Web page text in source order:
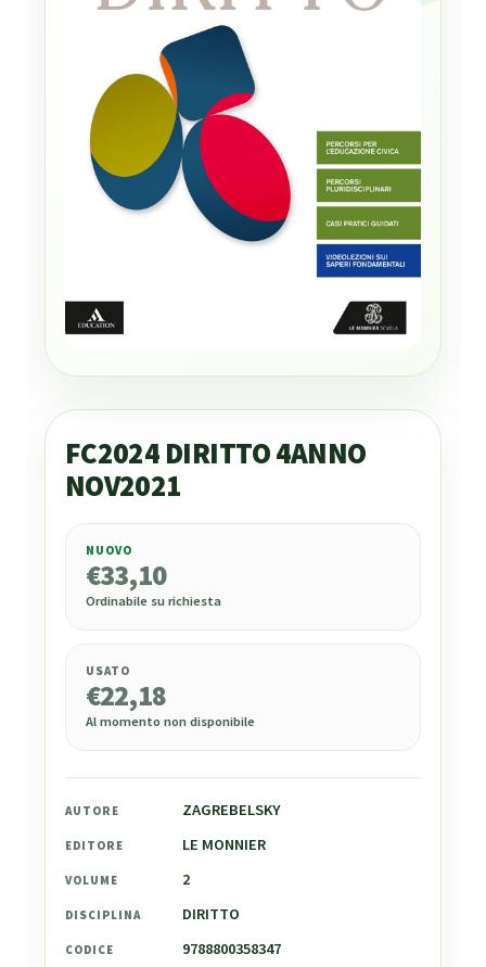
FC2024 DIRITTO 4ANNO
NOV2021
33,10
NUOVO
€33,10
Ordinabile su richiesta
USATO
€22,18
Al momento non disponibile
AUTORE ZAGREBELSKY
EDITORE LE MONNIER
VOLUME 2
DISCIPLINA DIRITTO
CODICE 9788800358347